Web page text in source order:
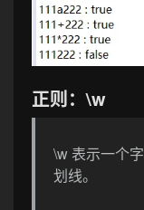
正则：\w
\w 表示一个
划线。